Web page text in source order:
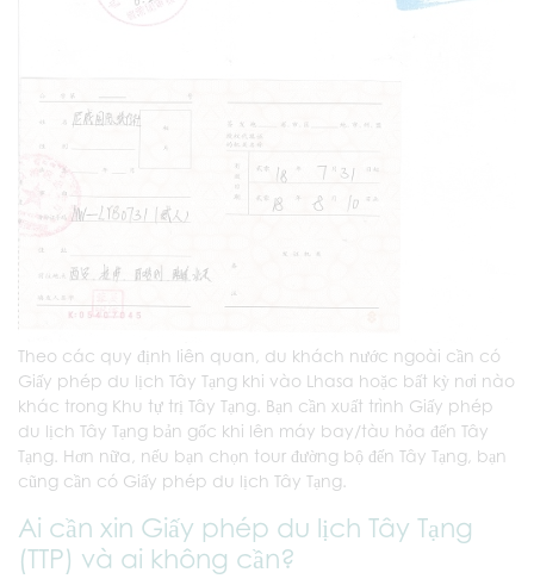
Theo các quy định liên quan, du khách nước ngoài cần có
Giấy phép du lịch Tây Tạng khi vào Lhasa hoặc bất kỳ nơi nào
khác trong Khu tự trị Tây Tạng. Bạn cần xuất trình Giấy phép
du lịch Tây Tạng bản gốc khi lên máy bay/tàu hỏa đến Tây
Tạng. Hơn nữa, nếu bạn chọn tour đường bộ đến Tây Tạng, bạn
cũng cần có Giấy phép du lịch Tây Tạng.
Ai cần xin Giấy phép du lịch Tây Tạng
(TTP) và ai không cần?